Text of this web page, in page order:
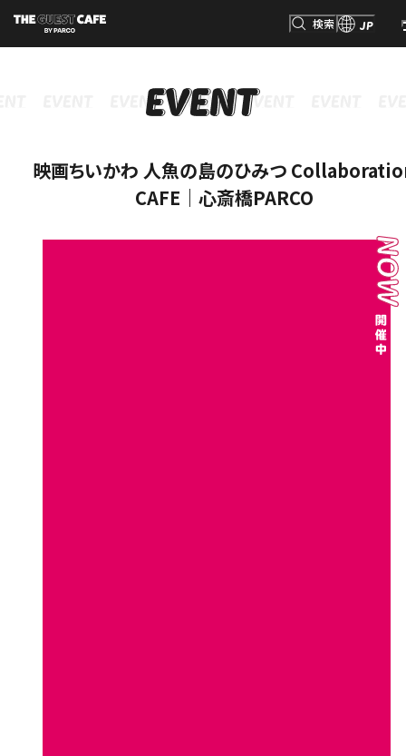
検索 JP
検索
INFORMATION RESERVATION
映画ちいかわ 人魚の島のひみつ
CAFE｜心斎橋PARCO